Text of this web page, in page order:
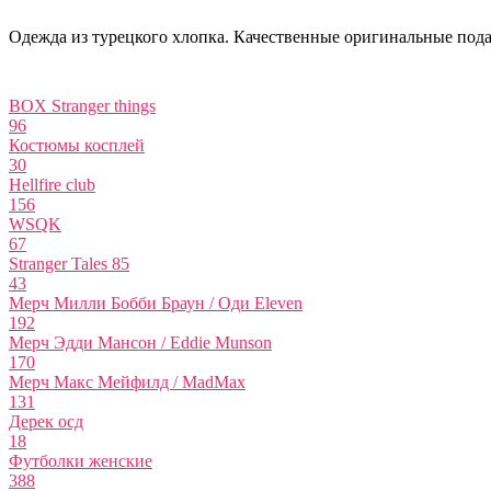
Одежда из турецкого хлопка. Качественные оригинальные
BOX Stranger things
96
Костюмы косплей
30
Hellfire club
156
WSQK
67
Stranger Tales 85
43
Мерч Милли Бобби Браун / Оди Eleven
192
Мерч Эдди Мансон / Eddie Munson
170
Мерч Макс Мейфилд / MadMax
131
Дерек осд
18
Футболки женские
388